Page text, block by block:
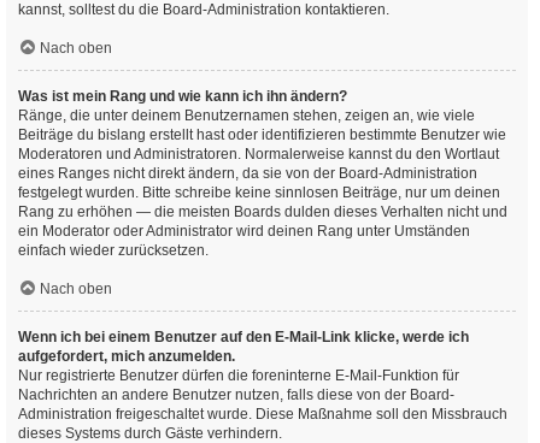
kannst, solltest du die Board-Administration kontaktieren.
Nach oben
Was ist mein Rang und wie kann ich ihn ändern?
Ränge, die unter deinem Benutzernamen stehen, zeigen an, wie viele
Beiträge du bislang erstellt hast oder identifizieren bestimmte Benutzer wie
Moderatoren und Administratoren. Normalerweise kannst du den Wortlaut
eines Ranges nicht direkt ändern, da sie von der Board-Administration
festgelegt wurden. Bitte schreibe keine sinnlosen Beiträge, nur um deinen
Rang zu erhöhen — die meisten Boards dulden dieses Verhalten nicht und
ein Moderator oder Administrator wird deinen Rang unter Umständen
einfach wieder zurücksetzen.
Nach oben
Wenn ich bei einem Benutzer auf den E-Mail-Link klicke, werde ich
aufgefordert, mich anzumelden.
Nur registrierte Benutzer dürfen die foreninterne E-Mail-Funktion für
Nachrichten an andere Benutzer nutzen, falls diese von der Board-
Administration freigeschaltet wurde. Diese Maßnahme soll den Missbrauch
dieses Systems durch Gäste verhindern.